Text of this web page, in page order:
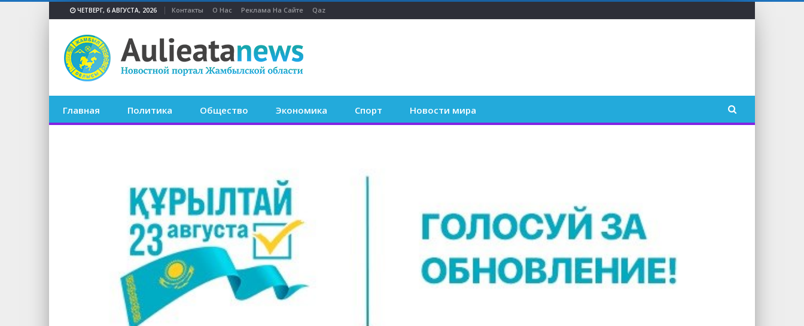
ЧЕТВЕРГ, 6 АВГУСТА, 2026 Контакты О Нас Реклама На Сайте Qaz
Главная Политика Общество Экономика Спорт Новости мира